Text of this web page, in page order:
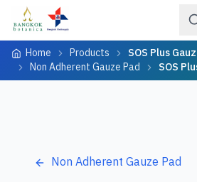
Skip to content
Home Products SOS Plus
Non Adherent Gauze Pad
SOS
Non Adherent Gauze Pad